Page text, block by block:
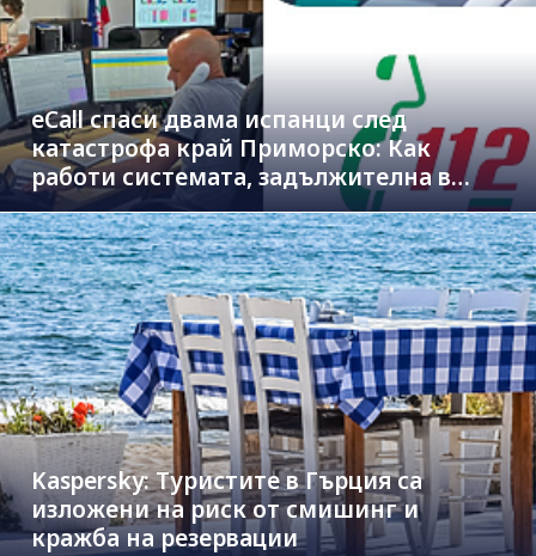
eCall спаси двама испанци след
катастрофа край Приморско: Как
работи системата, задължителна в
новите коли
Kaspersky: Туристите в Гърция са
изложени на риск от смишинг и
кражба на резервации